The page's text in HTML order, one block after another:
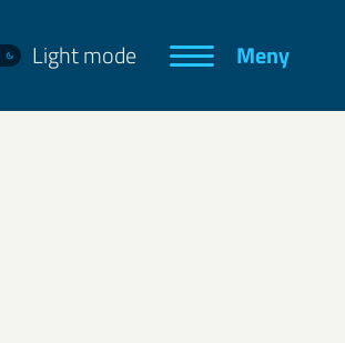
Light mode Meny